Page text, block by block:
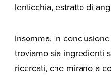
lenticchia, estratto di
Insomma, in
troviamo sia ingredienti
ricercati, che mirano a